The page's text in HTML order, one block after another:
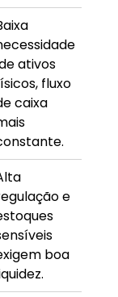
ativos
fluxo
caixa
e
boa